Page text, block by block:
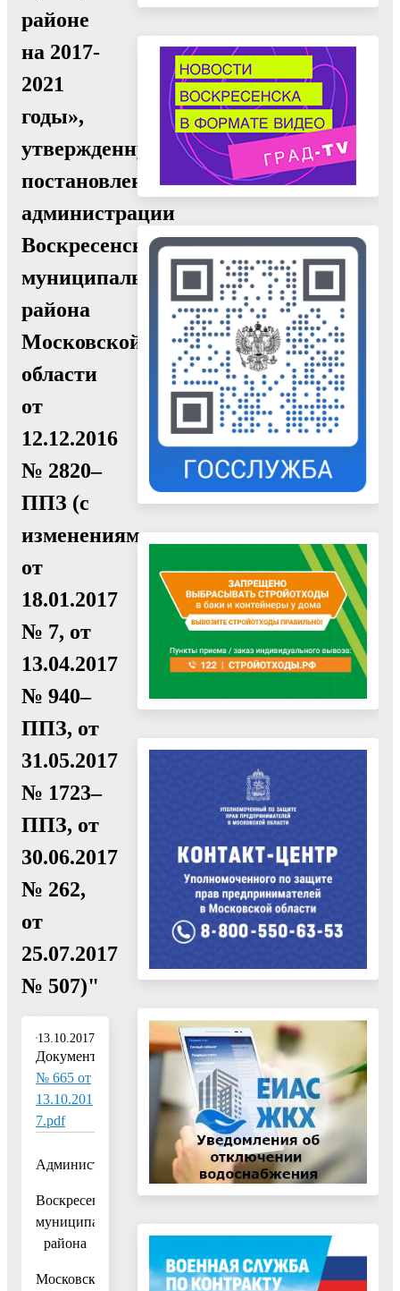
районе
на 2017-
2021
годы»,
утвержденную
постановлением
администрации
Воскресенского
муниципального
района
Московской
области
от
12.12.2016
№ 2820–
ППЗ (c
изменениями
от
18.01.2017
№ 7, от
13.04.2017
№ 940–
ППЗ, от
31.05.2017
№ 1723–
ППЗ, от
30.06.2017
№ 262,
от
25.07.2017
№ 507)"
13.10.2017
Документ:
№ 665 от
13.10.201
7.pdf
Администрация
Воскресенского
муниципального
района
Московской